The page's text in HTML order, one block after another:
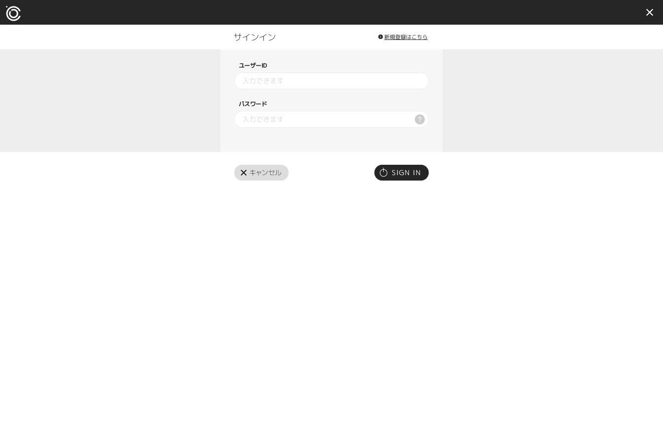
新規登録はこちら
ユーザーID
パスワード